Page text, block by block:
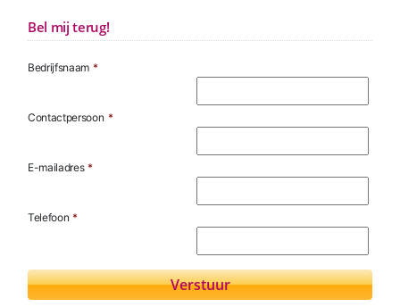
Bel mij terug!
Bedrijfsnaam *
Contactpersoon *
E-mailadres *
Telefoon *